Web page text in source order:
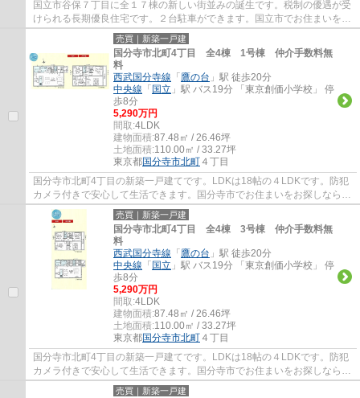
国立市谷保７丁目に全１７棟の新しい街並みの誕生です。税制の優遇が受
けられる長期優良住宅です。２台駐車ができます。国立市でお住まいをお
探しなら地元密着型のエージーホームに是...
売買｜新築一戸建
国分寺市北町4丁目 全4棟 1号棟 仲介手数料無
料
西武国分寺線 「 鷹の台 」駅 徒歩20分
中央線 「 国立 」駅 バス19分 「東京創価小学校」 停
歩8分
5,290万円
間取:4LDK
建物面積:87.48㎡ / 26.46坪
土地面積:110.00㎡ / 33.27坪
東京都国分寺市北町 ４丁目
国分寺市北町4丁目の新築一戸建てです。LDKは18帖の４LDKです。防犯
カメラ付きで安心して生活できます。国分寺市でお住まいをお探しなら多
摩地区に詳しいエージーホームに是非お任せく...
売買｜新築一戸建
国分寺市北町4丁目 全4棟 3号棟 仲介手数料無
料
西武国分寺線 「 鷹の台 」駅 徒歩20分
中央線 「 国立 」駅 バス19分 「東京創価小学校」 停
歩8分
5,290万円
間取:4LDK
建物面積:87.48㎡ / 26.46坪
土地面積:110.00㎡ / 33.27坪
東京都国分寺市北町 ４丁目
国分寺市北町4丁目の新築一戸建てです。LDKは18帖の４LDKです。防犯
カメラ付きで安心して生活できます。国分寺市でお住まいをお探しなら多
摩地区に詳しいエージーホームに是非お任せく...
売買｜新築一戸建